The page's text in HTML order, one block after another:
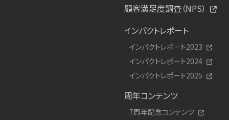
顧客満足度調査（NPS）
インパクトレポート
インパクトレポート2023
インパクトレポート2024
インパクトレポート2025
周年コンテンツ
7周年記念コンテンツ